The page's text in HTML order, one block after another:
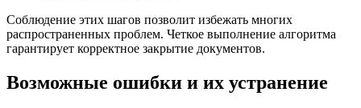
Соблюдение этих шагов позволит избежать многих
распространенных проблем. Четкое выполнение алгоритма
гарантирует корректное закрытие документов.
Возможные ошибки и их устранение